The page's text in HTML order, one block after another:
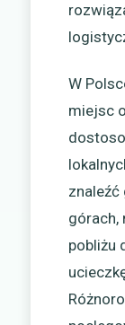
W
miejsc
znaleźć
górach,
pobliżu